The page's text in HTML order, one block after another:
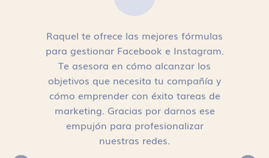
Raquel te ofrece las mejores fórmulas
para gestionar Facebook e Instagram.
Te asesora en cómo alcanzar los
objetivos que necesita tu compañía y
cómo emprender con éxito tareas de
marketing. Gracias por darnos ese
empujón para profesionalizar
nuestras redes.